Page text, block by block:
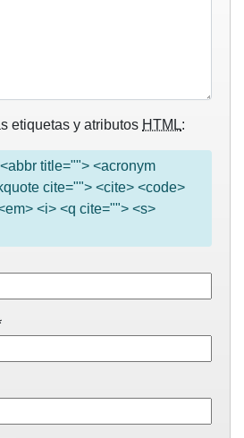
etiquetas y atributos HTML:
title=""> <acronym
cite=""> <cite> <code>
<i> <q cite=""> <s>